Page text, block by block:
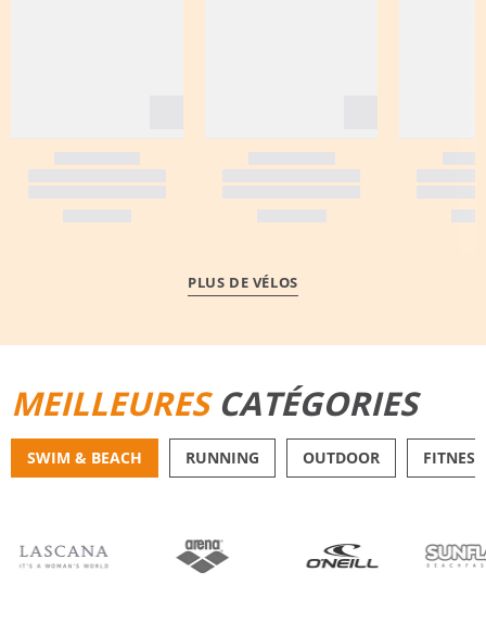
PLUS DE VÉLOS
MEILLEURESCATÉGORIES
SWIM & BEACH RUNNING OUTDOOR FITNESS